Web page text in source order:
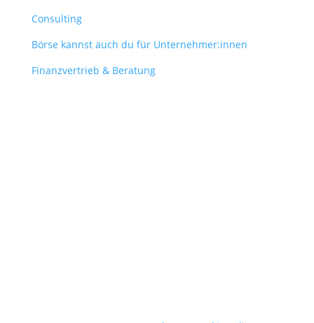
Consulting
Börse kannst auch du für Unternehmer:innen
Finanzvertrieb & Beratung